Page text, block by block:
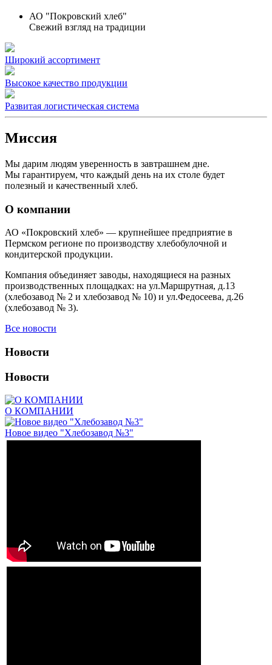
АО "Покровский хлеб"
Свежий взгляд на традиции
Широкий ассортимент
Высокое качество продукции
Развитая логистическая система
Миссия
Мы дарим людям уверенность в завтрашнем дне.
Мы гарантируем, что каждый день на их столе будет
полезный и качественный хлеб.
О компании
АО «Покровский хлеб» — крупнейшее предприятие в
Пермском регионе по производству хлебобулочной и
кондитерской продукции.
Компания объединяет заводы, находящиеся на разных
производственных площадках: на ул.Маршрутная, д.13
(хлебозавод № 2 и хлебозавод № 10) и ул.Федосеева, д.26
(хлебозавод № 3).
Все новости
Новости
Новости
О КОМПАНИИ
Новое видео "Хлебозавод №3"